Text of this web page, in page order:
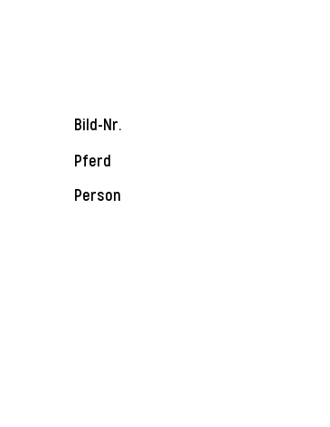
Bild-Nr.
Pferd
Person